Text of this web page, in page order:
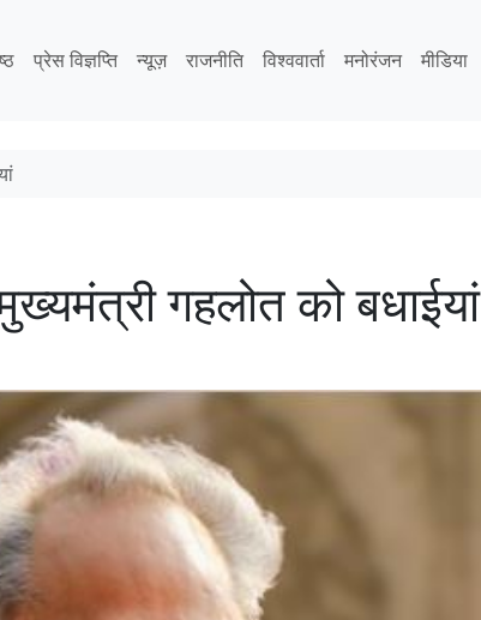
प्रेस विज्ञप्ति न्यूज़ राजनीति विश्ववार्ता मनोरंजन मीडिया
गहलोत को बधाईयां